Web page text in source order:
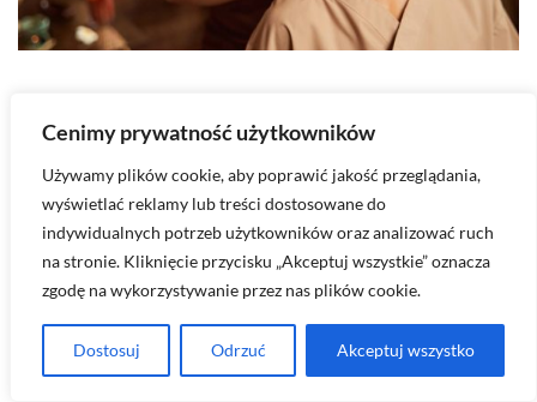
Cenimy prywatność użytkowników
Używamy plików cookie, aby poprawić jakość przeglądania,
wyświetlać reklamy lub treści dostosowane do
indywidualnych potrzeb użytkowników oraz analizować ruch
na stronie. Kliknięcie przycisku „Akceptuj wszystkie” oznacza
zgodę na wykorzystywanie przez nas plików cookie.
Dostosuj Odrzuć Akceptuj wszystko
Masaż tajski – co to?
Masaż tajski, czyli Nuad Boran, to prawdziwa perła
starożytnej sztuki uzdrawiania. Łączy w…